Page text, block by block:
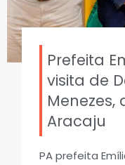
Prefeita
visita de
Menezes,
Aracaju
PA prefeita